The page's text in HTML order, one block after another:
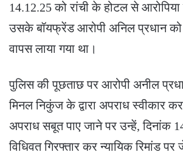
14.12.25 को रांची के होटल से
उसके बॉयफ्रेंड आरोपी अनिल प्रधान
वापस लाया गया था।
पुलिस की पूछताछ पर आरोपी अनील
मिनल निकुंज के द्वारा अपराध स्वीकार
अपराध सबूत पाए जाने पर उन्हें, दिनांक
विधिवत गिरफ्तार कर न्यायिक रिमांड